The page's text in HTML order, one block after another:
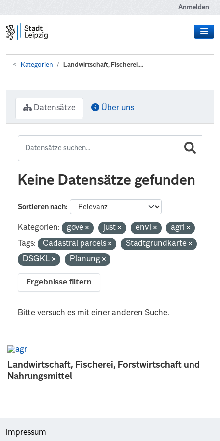
Anmelden
Kategorien Landwirtschaft, Fischerei,...
Landwirtschaft, Fischerei, Forstwirtschaft und
Nahrungsmittel
Datensätze Über uns
Keine Datensätze gefunden
Sortieren nach
Kategorien: gove just envi
agri
Tags:
Cadastral parcels
Stadtgrundkarte
DSGKL
Planung
Ergebnisse filtern
Bitte versuch es mit einer anderen Suche.
Impressum